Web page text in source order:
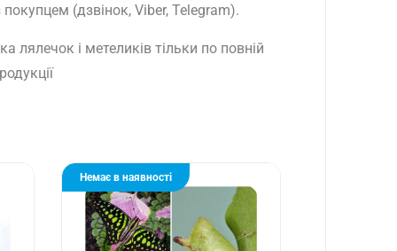
(дзвінок, Viber, Telegram).
лялечок і метеликів тільки по повній
Немає в наявності